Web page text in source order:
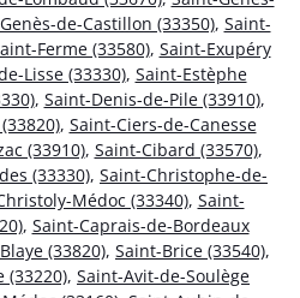
de-Castillon (33350), Saint-
Ferme (33580), Saint-Exupéry
Lisse (33330), Saint-Estèphe
, Saint-Denis-de-Pile (33910),
, Saint-Ciers-de-Canesse
(33910), Saint-Cibard (33570),
(33330), Saint-Christophe-de-
Médoc (33340), Saint-
, Saint-Caprais-de-Bordeaux
(33820), Saint-Brice (33540),
(33220), Saint-Avit-de-Soulège